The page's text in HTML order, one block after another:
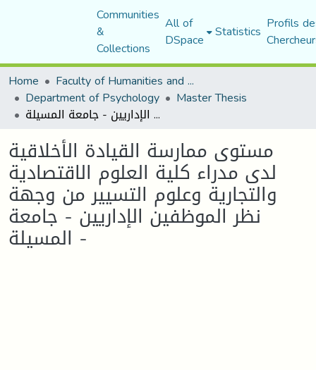
Communities
&
Collections
All of
DSpace Statistics Profils
Home
Faculty of Humanities and Social Sciences
Department of Psychology Master Thesis
مستوى ممارسة القيادة الأخلاقية لدى مدراء كلية العلوم الاقتصادية والتجارية وعلوم التسيير من وجهة نظر الموظفين الإداريين - جامعة المسيلة -
مستوى ممارسة القيادة الأخلاقية
لدى مدراء كلية العلوم الاقتصادية
والتجارية وعلوم التسيير من وجهة
نظر الموظفين الإداريين - جامعة
المسيلة -